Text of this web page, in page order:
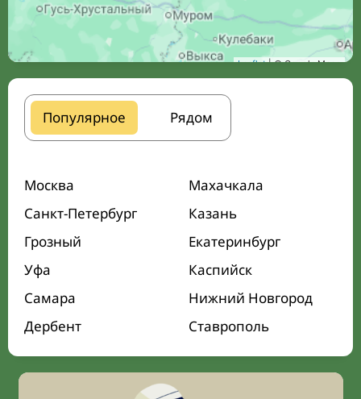
Leaflet| © Google Maps
Популярное Рядом
Москва
Махачкала
Санкт-Петербург
Казань
Грозный
Екатеринбург
Уфа
Каспийск
Самара
Нижний Новгород
Дербент
Ставрополь